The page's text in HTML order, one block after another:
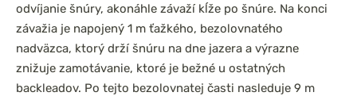
odvíjanie šnúry, akonáhle závaží kĺže po šnúre. Na konci
závažia je napojený 1 m ťažkého, bezolovnatého
nadväzca, ktorý drží šnúru na dne jazera a výrazne
znižuje zamotávanie, ktoré je bežné u ostatných
backleadov. Po tejto bezolovnatej časti nasleduje 9 m